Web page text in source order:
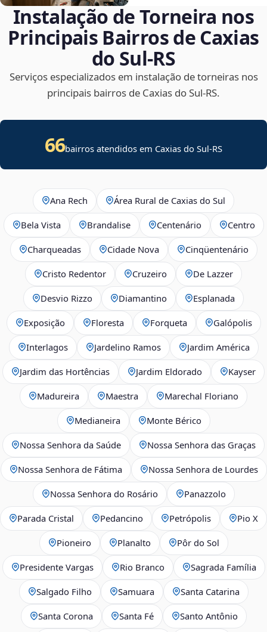
Instalação de Torneira nos
Principais Bairros de Caxias
do Sul‑RS
Serviços especializados em instalação de torneiras nos
principais bairros de Caxias do Sul‑RS.
66bairros atendidos em Caxias do Sul-RS
Ana Rech Área Rural de Caxias do Sul
Bela Vista Brandalise Centenário Centro
Charqueadas Cidade Nova Cinqüentenário
Cristo Redentor Cruzeiro De Lazzer
Desvio Rizzo Diamantino Esplanada
Exposição Floresta Forqueta Galópolis
Interlagos Jardelino Ramos Jardim América
Jardim das Hortências Jardim Eldorado Kayser
Madureira Maestra Marechal Floriano
Medianeira Monte Bérico
Nossa Senhora da Saúde Nossa Senhora das Graças
Nossa Senhora de Fátima Nossa Senhora de Lourdes
Nossa Senhora do Rosário Panazzolo
Parada Cristal Pedancino Petrópolis Pio X
Pioneiro Planalto Pôr do Sol
Presidente Vargas Rio Branco Sagrada Família
Salgado Filho Samuara Santa Catarina
Santa Corona Santa Fé Santo Antônio